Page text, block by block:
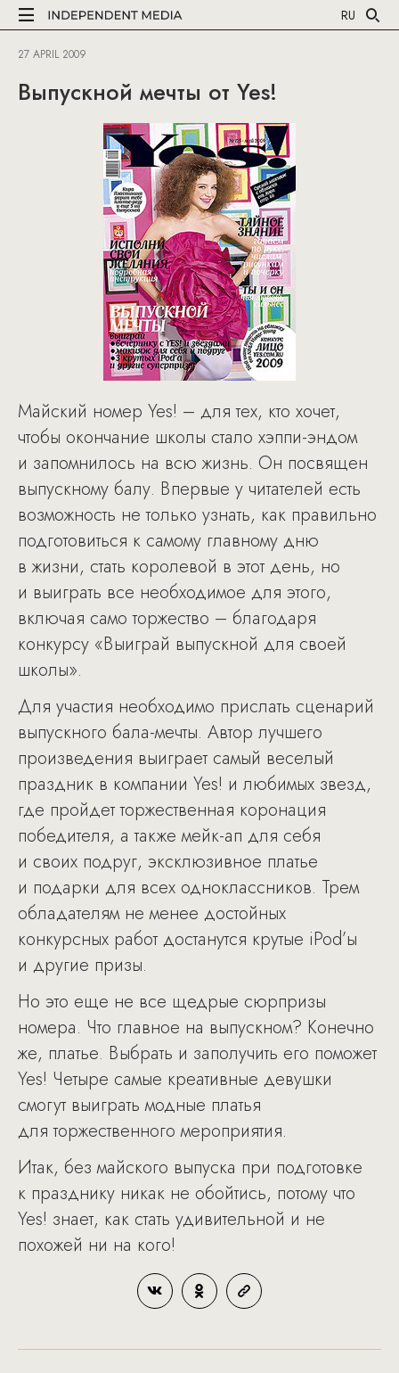
RU
27 APRIL 2009
Выпускной мечты от Yes!
Майский номер Yes! – для тех, кто хочет,
чтобы окончание школы стало хэппи-эндом
и запомнилось на всю жизнь. Он посвящен
выпускному балу. Впервые у читателей есть
возможность не только узнать, как правильно
подготовиться к самому главному дню
в жизни, стать королевой в этот день, но
и выиграть все необходимое для этого,
включая само торжество – благодаря
конкурсу «Выиграй выпускной для своей
школы».
Для участия необходимо прислать сценарий
выпускного бала-мечты. Автор лучшего
произведения выиграет самый веселый
праздник в компании Yes! и любимых звезд,
где пройдет торжественная коронация
победителя, а также мейк-ап для себя
и своих подруг, эксклюзивное платье
и подарки для всех одноклассников. Трем
обладателям не менее достойных
конкурсных работ достанутся крутые iPod’ы
и другие призы.
Но это еще не все щедрые сюрпризы
номера. Что главное на выпускном? Конечно
же, платье. Выбрать и заполучить его поможет
Yes! Четыре самые креативные девушки
смогут выиграть модные платья
для торжественного мероприятия.
Итак, без майского выпуска при подготовке
к празднику никак не обойтись, потому что
Yes! знает, как стать удивительной и не
похожей ни на кого!